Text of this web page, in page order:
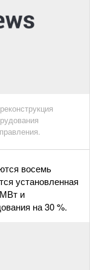
восемь
установленная
и
на 30 %.